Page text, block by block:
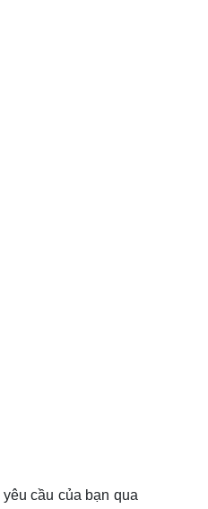
cầu của bạn qua